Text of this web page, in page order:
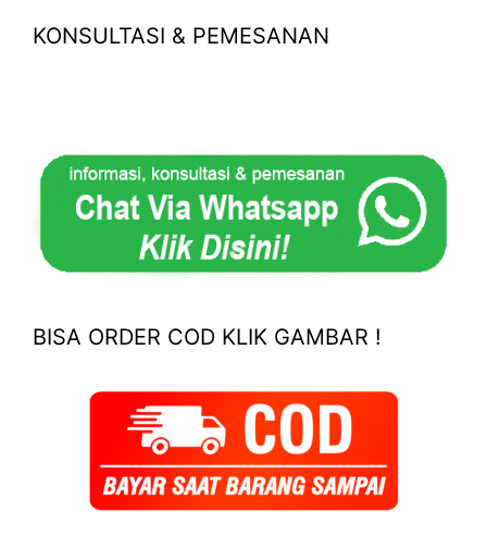
KONSULTASI & PEMESANAN
BISA ORDER COD KLIK GAMBAR !